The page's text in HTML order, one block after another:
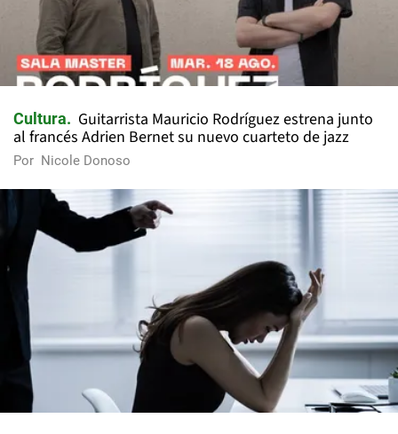
Cultura
Guitarrista Mauricio Rodríguez estrena junto
al francés Adrien Bernet su nuevo cuarteto de jazz
Por Nicole Donoso